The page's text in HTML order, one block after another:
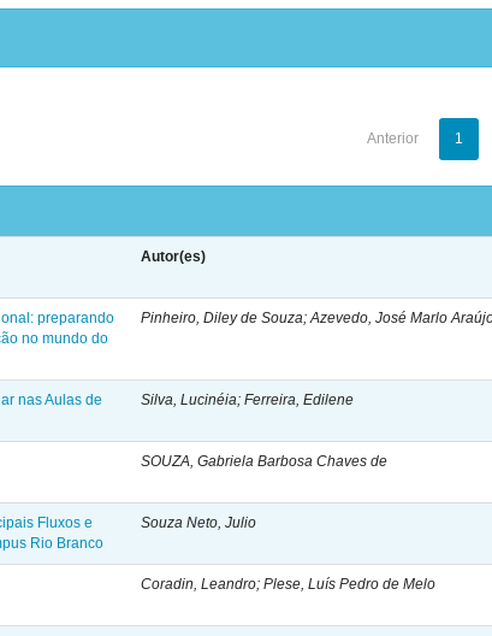
Anterior 1
Autor(es)
preparando
no mundo do
Pinheiro, Diley de Souza; Azevedo, José Marlo
nas Aulas de
Silva, Lucinéia; Ferreira, Edilene
SOUZA, Gabriela Barbosa Chaves de
Fluxos e
Rio Branco
Souza Neto, Julio
Coradin, Leandro; Plese, Luís Pedro de Melo